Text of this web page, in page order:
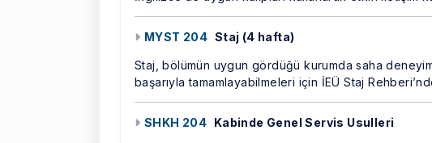
MYST 204 Staj (4 hafta)
Staj, bölümün uygun gördüğü kurumda saha
başarıyla tamamlayabilmeleri için İEÜ Staj
SHKH 204 Kabinde Genel Servis Usulleri